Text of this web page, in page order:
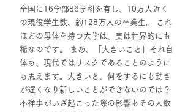
全国に16学部86学科を有し、10万人近く
の現役学生数、約128万人の卒業生。 これ
ほどの母体を持つ大学は、実は世界的にも
稀なのです。 まあ、「大きいこと」それ自
体も、現代ではリスクであることのように
も思えます。大きいと、何をするにも動き
が遅くなり新しいことができないのでは？
不祥事がいざ起こった際の影響もその人数